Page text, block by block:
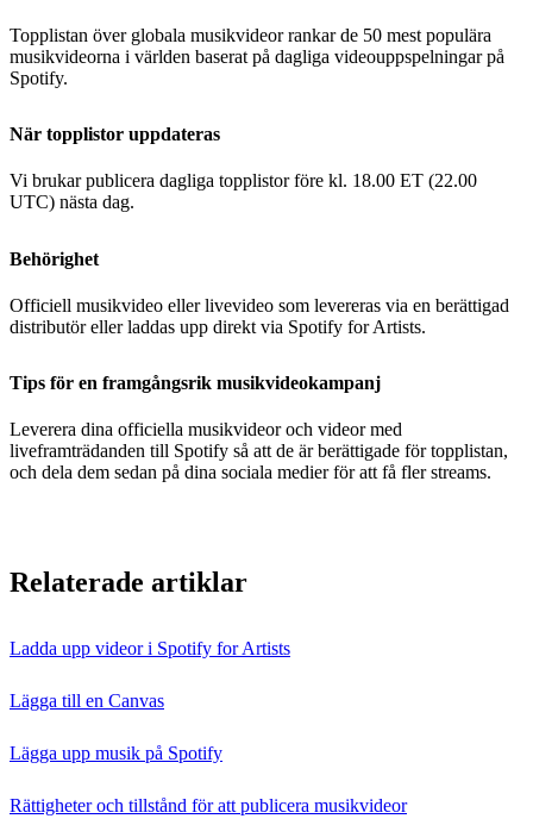
Topplistan över globala musikvideor rankar de 50 mest populära
musikvideorna i världen baserat på dagliga videouppspelningar på
Spotify.
När topplistor uppdateras
Vi brukar publicera dagliga topplistor före kl. 18.00 ET (22.00
UTC) nästa dag.
Behörighet
Officiell musikvideo eller livevideo som levereras via en berättigad
distributör eller laddas upp direkt via Spotify for Artists.
Tips för en framgångsrik musikvideokampanj
Leverera dina officiella musikvideor och videor med
liveframträdanden till Spotify så att de är berättigade för topplistan,
och dela dem sedan på dina sociala medier för att få fler streams.
Relaterade artiklar
Ladda upp videor i Spotify for Artists
Lägga till en Canvas
Lägga upp musik på Spotify
Rättigheter och tillstånd för att publicera musikvideor